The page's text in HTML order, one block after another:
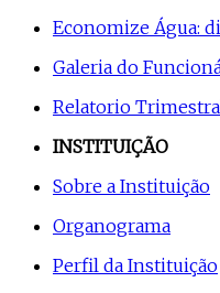
Economize Água:
Galeria do
Relatorio
INSTITUIÇÃO
Sobre a Instituição
Organograma
Perfil da Instituição